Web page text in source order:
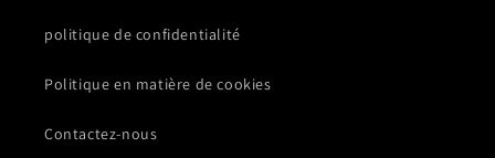
politique de confidentialité
Politique en matière de cookies
Contactez-nous